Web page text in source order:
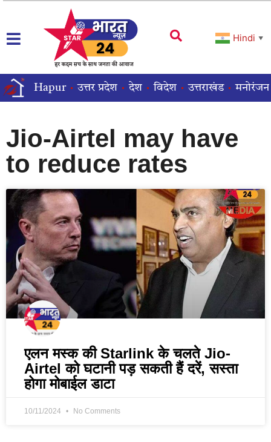
Hindi ▼
Hapur उत्तर प्रदेश देश विदेश उत्तराखंड मनोरंजन
Jio-Airtel may have
to reduce rates
एलन मस्क की Starlink के चलते Jio-
Airtel को घटानी पड़ सकती हैं दरें, सस्ता
होगा मोबाईल डाटा
10/11/2024 No Comments